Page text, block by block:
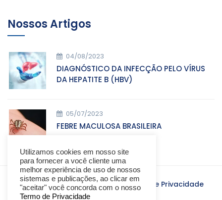
Nossos Artigos
04/08/2023
DIAGNÓSTICO DA INFECÇÃO PELO VÍRUS
DA HEPATITE B (HBV)
05/07/2023
FEBRE MACULOSA BRASILEIRA
LaboratórioLaborclínica ©-Termo de Privacidade
Utilizamos cookies em nosso site
para fornecer a você cliente uma
melhor experiência de uso de nossos
sistemas e publicações, ao clicar em
"aceitar" você concorda com o nosso
Termo de Privacidade